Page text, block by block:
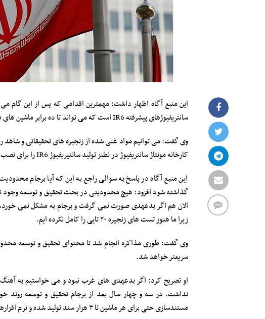
سانتریفیوژهای پیشرفته IR6 است که می تواند تا ده برابر ماشین های فعلی غنی سازی اورانیوم داشته باشد.
وی گفت: می توانیم مواد غنی شده از زنجیره های تحقیقاتی و شاهد
کارخانه مونتاژ سانتریفیوژ در نطنز تولید سانتیریفیوژ IR6 را برای نصب در زنجیره های بزرگتر مان آغاز کنیم.
این منبع آگاه در پاسخ به سوالی راجع به این که آیا برجام
گذاشته شود افزود: هیچ محدودیتی در بحث تحقیق و توسعه وجود
زیرا ما هنوز تست های زنجیره ۲۰ تایی را کامل نکرده ایم.
وی گفت: طوری مذاکره انجام شد تا محتوای تحقیق و توسعه
سریعتر خواهد شد.
او تصریح کرد: اگر بدعهدی های غرب نبود و می خواستیم به
نداشت. در سه و چهار سال بعد از برجام تحقیق و توسعه روند
مستندسازی حتی برای هر ماشین تا ۳ هزار سند تولید شده و نرم افزارهای خاص طراحی کردیم.